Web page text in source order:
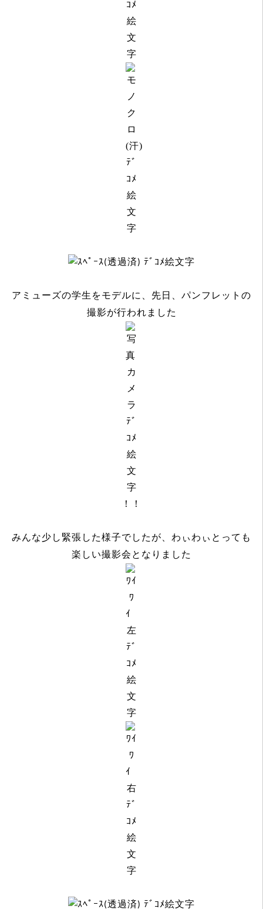
アミューズの学生をモデルに、 先日、パンフレットの
撮影が行われました
！！
みんな少し緊張した様子でしたが、 わぃわぃとっても
楽しい撮影会となりました